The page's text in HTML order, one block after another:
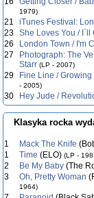
1979)
21 iTunes Festival:
23 She Loves You / I`ll
26 London Town / I'm
27
Photograph: The
Starr (LP - 2007)
29 Fine Line /
- 2005)
30 Hey Jude /
Klasyka rocka
1 Mack The Knife
1 Time (ELO) (LP -
2 Be My Baby (The
3 Oh, Pretty Woman
1964)